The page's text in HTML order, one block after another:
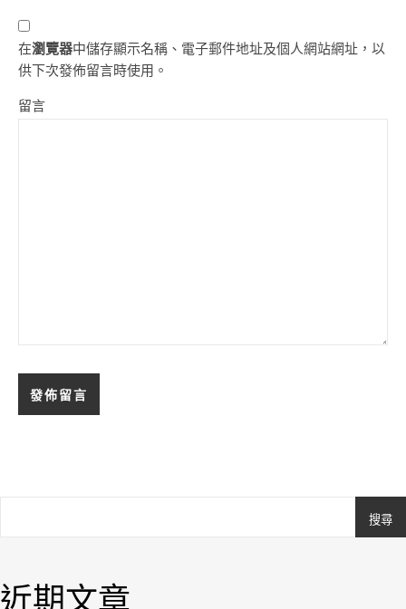
在瀏覽器中儲存顯示名稱、電子郵件地址及個人網站網址，以
供下次發佈留言時使用。
留言
搜尋
近期文章
Royal.